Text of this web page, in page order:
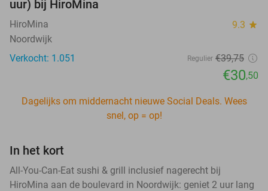
uur) bij HiroMina
HiroMina 9.3 star
Noordwijk
Verkocht: 1.051
Regulier €39,75
€30,50
Dagelijks om middernacht nieuwe Social Deals. Wees
snel, op = op!
In het kort
All-You-Can-Eat sushi & grill inclusief nagerecht bij
HiroMina aan de boulevard in Noordwijk: geniet 2 uur lang